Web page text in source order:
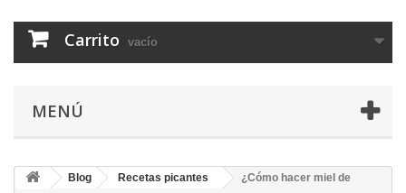
Carrito vacío
MENÚ
Blog Recetas picantes
¿Cómo hacer miel de